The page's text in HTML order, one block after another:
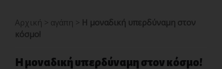
Αρχική > αγάπη > Η μοναδική υπερδύναμη στον
κόσμο!
Η μοναδική υπερδύναμη στον κόσμο!